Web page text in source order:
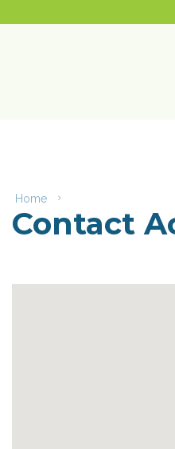
content
Home
Academie
Maasmechelen
Contact